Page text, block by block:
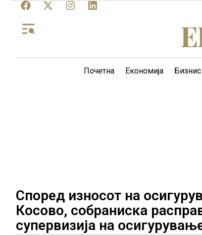
Почетна Економија Бизнис
Според износот на
Косово, собраниска
супервизија на